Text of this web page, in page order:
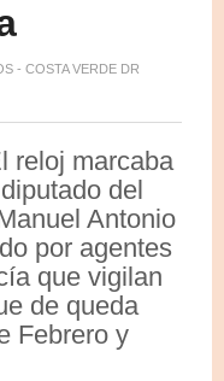
- COSTA VERDE DR
reloj marcaba
del
Antonio
por agentes
que vigilan
de queda
Febrero y